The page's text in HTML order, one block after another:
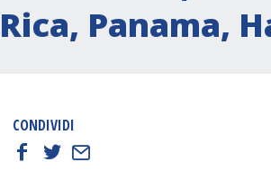
Rica, Panama,
CONDIVIDI
f
t E